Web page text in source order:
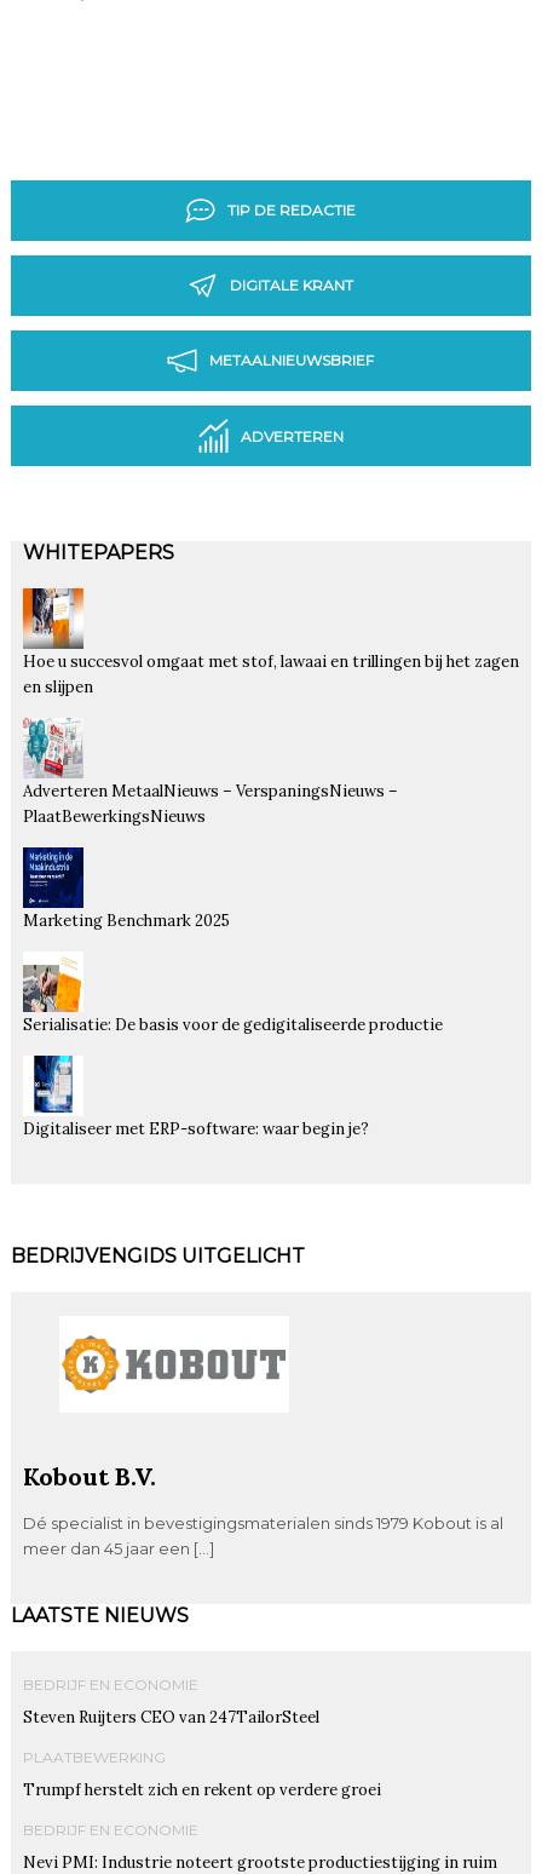
TIP DE REDACTIE
DIGITALE KRANT
METAALNIEUWSBRIEF
ADVERTEREN
WHITEPAPERS
Hoe u succesvol omgaat met stof, lawaai en trillingen bij het zagen
en slijpen
Adverteren MetaalNieuws – VerspaningsNieuws –
PlaatBewerkingsNieuws
Marketing Benchmark 2025
Serialisatie: De basis voor de gedigitaliseerde productie
Digitaliseer met ERP-software: waar begin je?
BEDRIJVENGIDS UITGELICHT
Kobout B.V.
Dé specialist in bevestigingsmaterialen sinds 1979 Kobout is al
meer dan 45 jaar een […]
LAATSTE NIEUWS
BEDRIJF EN ECONOMIE
Steven Ruijters CEO van 247TailorSteel
PLAATBEWERKING
Trumpf herstelt zich en rekent op verdere groei
BEDRIJF EN ECONOMIE
Nevi PMI: Industrie noteert grootste productiestijging in ruim